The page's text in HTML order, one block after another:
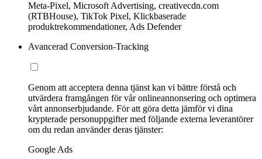
Meta-Pixel, Microsoft Advertising, creativecdn.com
(RTBHouse), TikTok Pixel, Klickbaserade
produktrekommendationer, Ads Defender
Avancerad Conversion-Tracking
Genom att acceptera denna tjänst kan vi bättre förstå och
utvärdera framgången för vår onlineannonsering och optimera
vårt annonserbjudande. För att göra detta jämför vi dina
krypterade personuppgifter med följande externa leverantörer
om du redan använder deras tjänster:
Google Ads